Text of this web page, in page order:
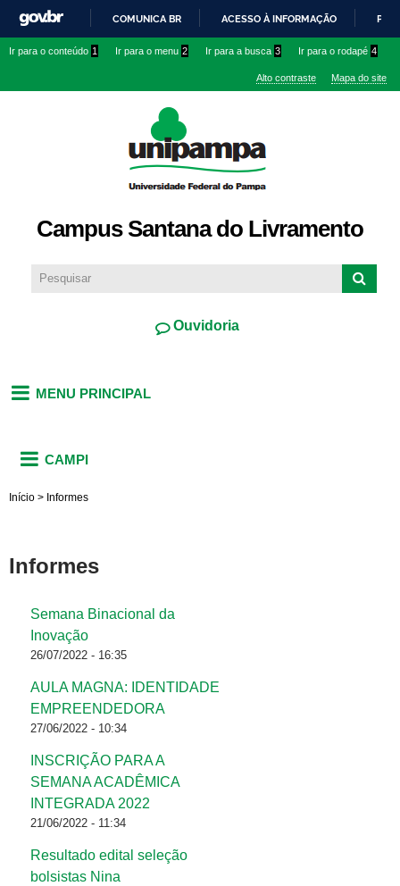
conteúdo
IR
O
COMUNICA BR ACESSO À INFORMAÇÃO
Ir para o conteúdo 1 Ir para o menu 2 Ir para a busca 3 Ir para o rodapé 4
Alto contraste Mapa do site
Campus Santana do Livramento
Ouvidoria
MENU PRINCIPAL
CAMPI
Início > Informes
Informes
Semana Binacional da
Inovação
26/07/2022 - 16:35
AULA MAGNA: IDENTIDADE
EMPREENDEDORA
27/06/2022 - 10:34
INSCRIÇÃO PARA A
SEMANA ACADÊMICA
INTEGRADA 2022
21/06/2022 - 11:34
Resultado edital seleção
bolsistas Nina
Páginas